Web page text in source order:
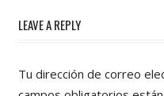
LEAVE A REPLY
Tu dirección de correo